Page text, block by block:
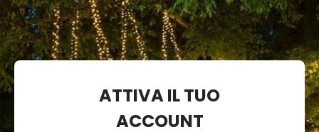
ATTIVA IL TUO
ACCOUNT